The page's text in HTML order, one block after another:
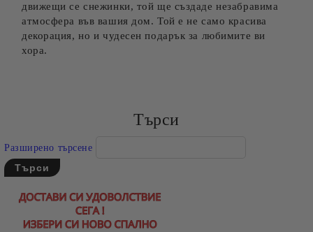
движещи се снежинки, той ще създаде незабравима
атмосфера във вашия дом. Той е не само красива
декорация, но и чудесен подарък за любимите ви
хора.
Търси
Разширено търсене